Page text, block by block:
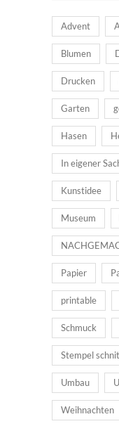
Advent
Blumen
Drucken
Garten
Hasen
In eigener
Kunstidee
Museum
Papier
printable
Schmuck
Stempel
Umbau
Weihnachten